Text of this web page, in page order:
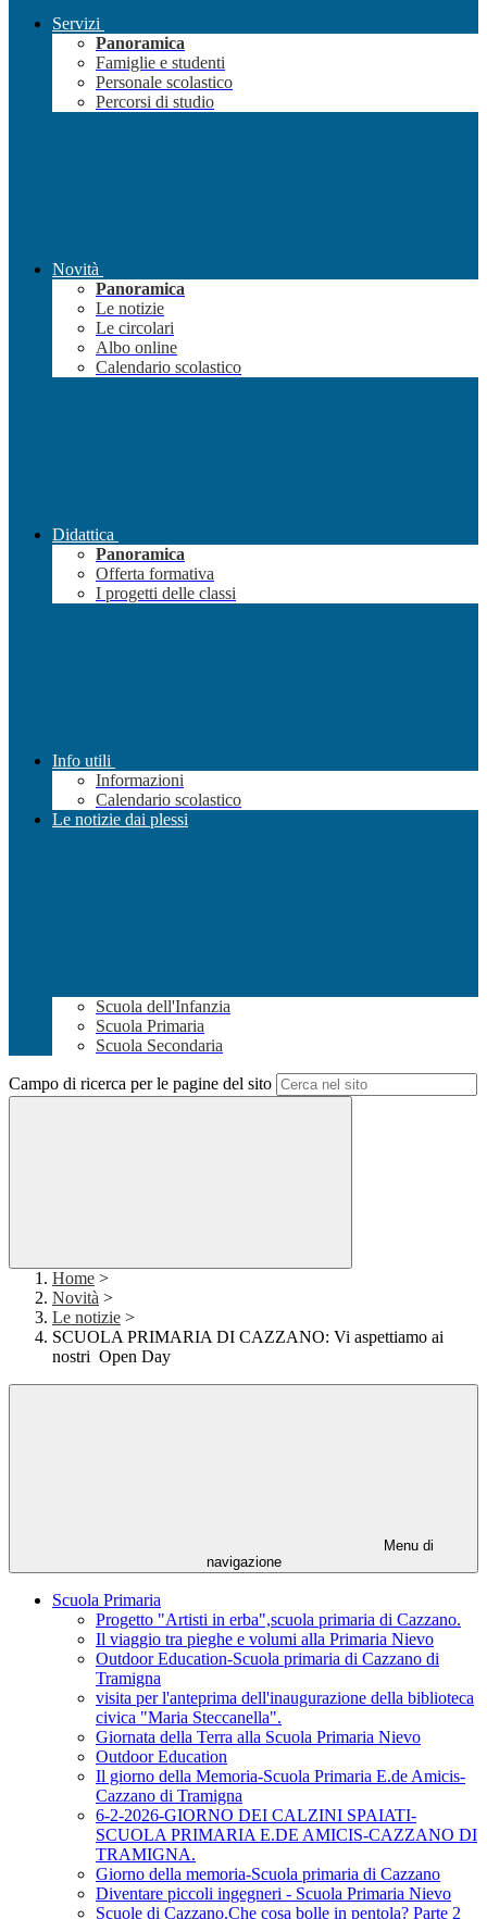
Servizi
Panoramica
Famiglie e studenti
Personale scolastico
Percorsi di studio
Novità
Panoramica
Le notizie
Le circolari
Albo online
Calendario scolastico
Didattica
Panoramica
Offerta formativa
I progetti delle classi
Info utili
Informazioni
Calendario scolastico
Le notizie dai plessi
Scuola dell'Infanzia
Scuola Primaria
Scuola Secondaria
Campo di ricerca per le pagine del sito
Home >
Novità >
Le notizie >
SCUOLA PRIMARIA DI CAZZANO: Vi aspettiamo ai
nostri Open Day
Menu di
navigazione
Scuola Primaria
Progetto "Artisti in erba",scuola primaria di Cazzano.
Il viaggio tra pieghe e volumi alla Primaria Nievo
Outdoor Education-Scuola primaria di Cazzano di
Tramigna
visita per l'anteprima dell'inaugurazione della biblioteca
civica "Maria Steccanella".
Giornata della Terra alla Scuola Primaria Nievo
Outdoor Education
Il giorno della Memoria-Scuola Primaria E.de Amicis-
Cazzano di Tramigna
6-2-2026-GIORNO DEI CALZINI SPAIATI-
SCUOLA PRIMARIA E.DE AMICIS-CAZZANO DI
TRAMIGNA.
Giorno della memoria-Scuola primaria di Cazzano
Diventare piccoli ingegneri - Scuola Primaria Nievo
Scuole di Cazzano.Che cosa bolle in pentola? Parte 2